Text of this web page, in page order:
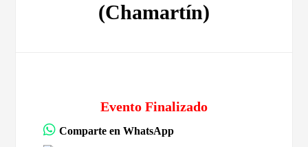
(Chamartín)
Evento Finalizado
Comparte en WhatsApp